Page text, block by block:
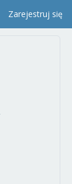
Zarejestruj się